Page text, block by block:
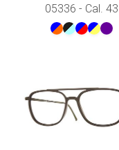
05336 - Cal. 43